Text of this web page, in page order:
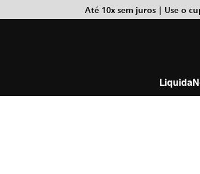
Até 10x sem juros | Use o
Liquida